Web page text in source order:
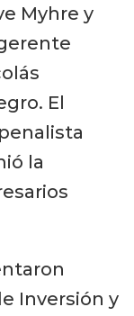
Myhre y
El
la
Inversión y